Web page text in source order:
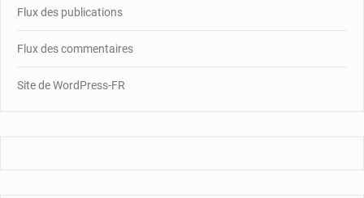
Flux des publications
Flux des commentaires
Site de WordPress-FR